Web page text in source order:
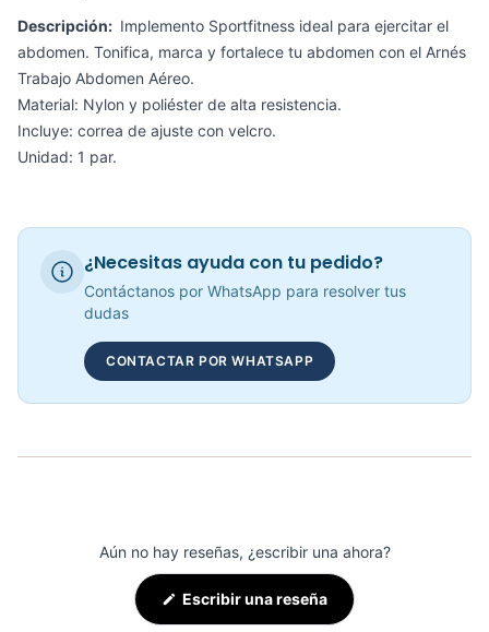
COP 16,372.00
Fondos Y Abdomen Aereo SM-D1047 - Sport Fitness 71255
COP 2,383,025.00
Descripción: Implemento Sportfitness ideal para ejercitar el
abdomen. Tonifica, marca y fortalece tu abdomen con el Arnés
Trabajo Abdomen Aéreo.
Material: Nylon y poliéster de alta resistencia.
Incluye: correa de ajuste con velcro.
Unidad: 1 par.
¿Necesitas ayuda con tu pedido?
Contáctanos por WhatsApp para resolver tus
dudas
CONTACTAR POR WHATSAPP
Aún no hay reseñas, ¿escribir una ahora?
Escribir una reseña(Se
abre